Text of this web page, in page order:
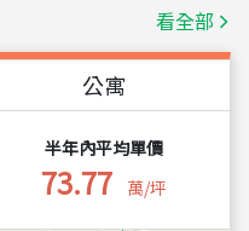
看全部
公寓
半年內平均單價
73.77 萬/坪